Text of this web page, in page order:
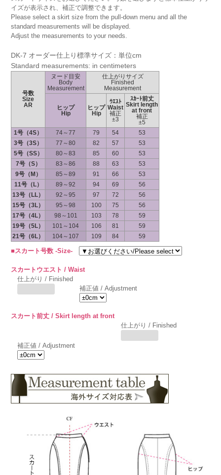
イズが表示され、補正で調整できます。
Please select a skirt size from the pull-down menu and all the
standard measurements will be displayed.
Adjust the measurements to your needs.
DK-7 オーダー仕上り標準サイズ：単位cm
Standard measurements: in centimeters
号数
Size
AR
ヌード目安
Body
Measurement
仕上がりサイズ
Finished
Measurement
ヒップ
Hip
ヒップ
Hip
ｳｴｽﾄ
Waist
補正
±3
ｽｶｰﾄ前丈
Skirt length
at front
補正
±5
1号（4S）
74～77 79 54
53
3号（3S）
77～80 82 57
53
5号（SS）
80～83 85 60
53
7号（S）
83～86 88 63
53
9号（M）
85～89 91 66
53
11号（L）
89～92 94 69
56
13号（LL）
92～95 97 72
56
15号（3L）
95～98 100 75
56
17号（4L）
98～101 103 78
59
19号（5L）
101～104 106 81
59
21号（6L）
104～107 109 84 59
■スカート号数 -Size-
スカートウエスト / Waist
仕上がり / Finished
補正値 / Adjustment
スカート前丈 / Skirt length at front
仕上がり / Finished
補正値 / Adjustment